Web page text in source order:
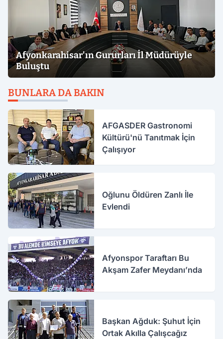
Afyonkarahisar'ın Gururları İl Müdürüyle
Buluştu
BUNLARA DA BAKIN
AFGASDER Gastronomi
Kültürü'nü Tanıtmak İçin
Çalışıyor
Oğlunu Öldüren Zanlı İle
Evlendi
Afyonspor Taraftarı Bu
Akşam Zafer Meydanı’nda
Başkan Ağduk: Şuhut İçin
Ortak Akılla Çalışcağız